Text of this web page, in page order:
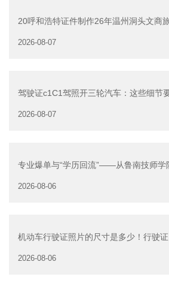
查看详情
查看详情
20呼和浩特证件制作26年温州洞头文商旅
2026-08-07
驾驶证c1C1驾照开三轮汽车：这些细节要
2026-08-07
专业爆单与“学历回流”——从鲁南技师学
2026-08-06
机动车行驶证照片的尺寸是多少！行驶证
2026-08-06